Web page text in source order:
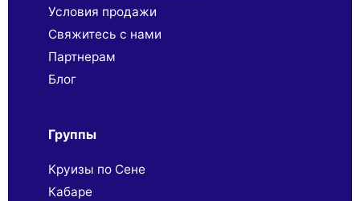
Условия продажи
Свяжитесь с нами
Партнерaм
Блог
Группы
Круизы по Сене
Кабаре